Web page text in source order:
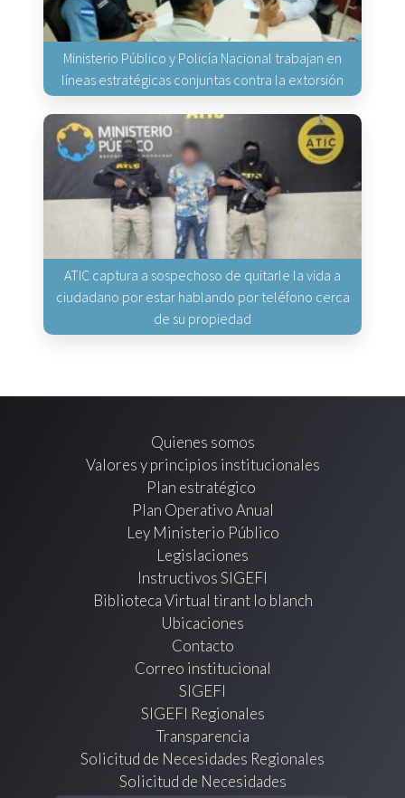
Ministerio Público y Policía Nacional trabajan en
líneas estratégicas conjuntas contra la extorsión
ATIC captura a sospechoso de quitarle la vida a
ciudadano por estar hablando por teléfono cerca
de su propiedad
Quienes somos
Valores y principios institucionales
Plan estratégico
Plan Operativo Anual
Ley Ministerio Público
Legislaciones
Instructivos SIGEFI
Biblioteca Virtual tirant lo blanch
Ubicaciones
Contacto
Correo institucional
SIGEFI
SIGEFI Regionales
Transparencia
Solicitud de Necesidades Regionales
Solicitud de Necesidades